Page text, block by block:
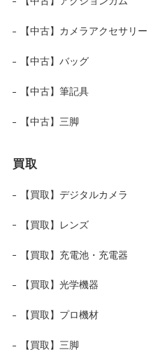
【中古】カメラアクセサリー
【中古】バッグ
【中古】筆記具
【中古】三脚
買取
【買取】デジタルカメラ
【買取】レンズ
【買取】充電池・充電器
【買取】光学機器
【買取】プロ機材
【買取】三脚